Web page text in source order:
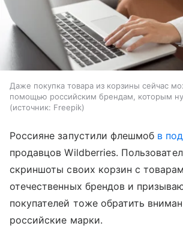
Даже покупка товара из корзины сейчас
помощью российским брендам, которым
источник: Freepik
Россияне запустили флешмоб в
продавцов Wildberries.
скриншоты своих корзин с
отечественных брендов и
покупателей тоже обратить
российские марки.